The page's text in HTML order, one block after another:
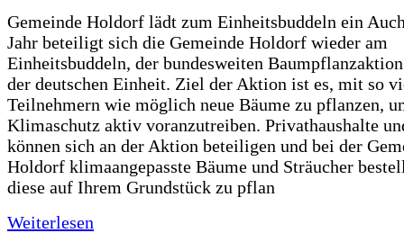
Gemeinde Holdorf lädt zum Einheitsbuddeln ein
Jahr beteiligt sich die Gemeinde Holdorf wieder am
Einheitsbuddeln, der bundesweiten
der deutschen Einheit. Ziel der Aktion ist es, mit so
Teilnehmern wie möglich neue Bäume zu pflanzen,
Klimaschutz aktiv voranzutreiben. Privathaushalte
können sich an der Aktion beteiligen und bei der
Holdorf klimaangepasste Bäume und Sträucher
diese auf Ihrem Grundstück zu pflan
Weiterlesen